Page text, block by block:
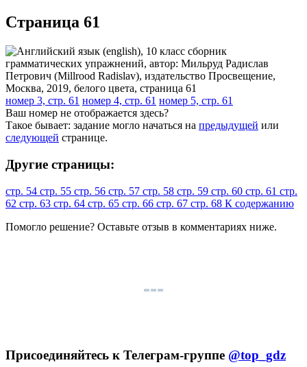
Cтраница 61
номер 3, стр. 61 номер 4, стр. 61 номер 5, стр. 61
Ваш номер не отображается здесь?
Такое бывает: задание могло начаться на предыдущей или
следующей странице.
Другие страницы:
стр. 54 стр. 55 стр. 56 стр. 57 стр. 58 стр. 59 стр. 60 стр. 61 стр.
62 стр. 63 стр. 64 стр. 65 стр. 66 стр. 67 стр. 68 К содержанию
Помогло решение? Оставьте отзыв в комментариях ниже.
Присоединяйтесь к Телеграм-группе @top_gdz